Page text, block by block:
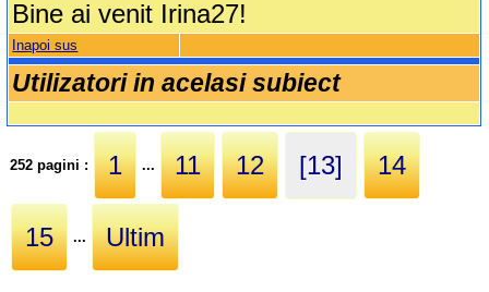
Bine ai venit Irina27!
Inapoi sus
Utilizatori in acelasi subiect
252 pagini : 1 ... 11 12 [13] 14
15 ... Ultim